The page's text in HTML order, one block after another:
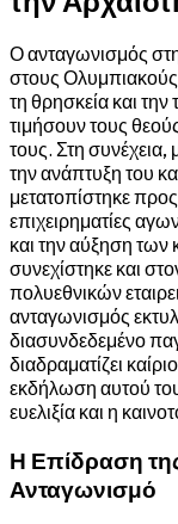
Ο ανταγωνισμός
στους
τη θρησκεία και την
τιμήσουν τους
τους. Στη
την ανάπτυξη του
μετατοπίστηκε
επιχειρηματίες
και την αύξηση των
συνεχίστηκε και
πολυεθνικών
ανταγωνισμός
διασυνδεδεμένο
διαδραματίζει
εκδήλωση αυτού
ευελιξία και η
Η Επίδραση
Ανταγωνισμό